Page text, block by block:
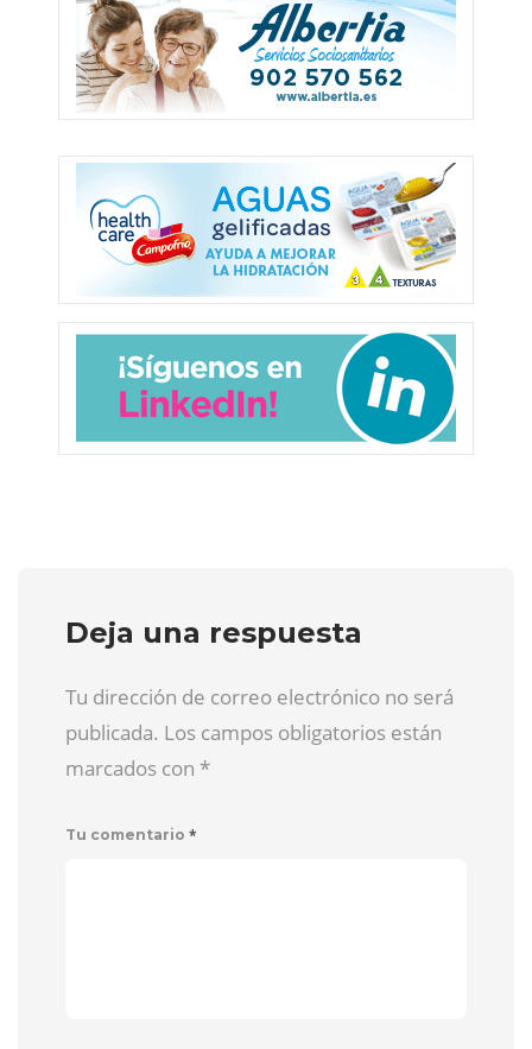
Deja una respuesta
Tu dirección de correo electrónico no será
publicada. Los campos obligatorios están
marcados con *
Tu comentario *